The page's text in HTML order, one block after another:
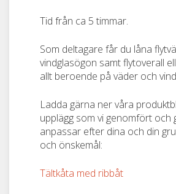
Tid från ca 5 timmar.
Som deltagare får du låna
vindglasögon samt flytoverall
allt beroende på väder och
Ladda gärna ner våra
upplägg som vi genomfört och
anpassar efter dina och din
och önskemål:
Tältkåta med ribbåt